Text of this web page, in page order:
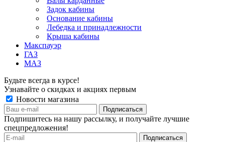
Задок кабины
Основание кабины
Лебедка и принадлежности
Крыша кабины
Макспауэр
ГАЗ
МАЗ
Будьте всегда в курсе!
Узнавайте о скидках и акциях первым
Новости магазина
Подпишитесь на нашу рассылку, и получайте лучшие
спецпредложения!